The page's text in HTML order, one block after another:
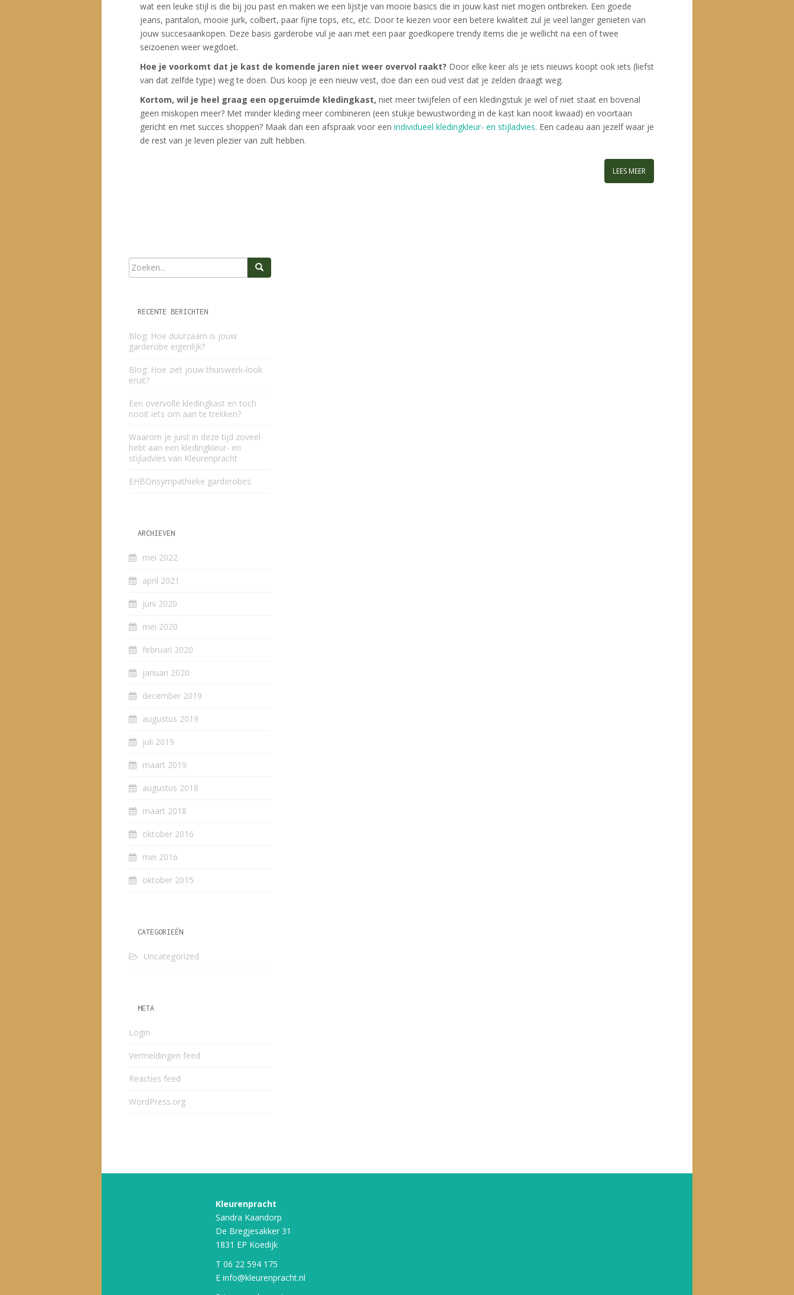
wat een leuke stijl is die bij jou past en maken we een lijstje van mooie basics die in jouw kast niet mogen ontbreken. Een goede
jeans, pantalon, mooie jurk, colbert, paar fijne tops, etc, etc. Door te kiezen voor een betere kwaliteit zul je veel langer genieten van
jouw succesaankopen. Deze basis garderobe vul je aan met een paar goedkopere trendy items die je wellicht na een of twee
seizoenen weer wegdoet.
Hoe je voorkomt dat je kast de komende jaren niet weer overvol raakt? Door elke keer als je iets nieuws koopt ook iets (liefst
van dat zelfde type) weg te doen. Dus koop je een nieuw vest, doe dan een oud vest dat je zelden draagt weg.
Kortom, wil je heel graag een opgeruimde kledingkast, niet meer twijfelen of een kledingstuk je wel of niet staat en bovenal
geen miskopen meer? Met minder kleding meer combineren (een stukje bewustwording in de kast kan nooit kwaad) en voortaan
gericht en met succes shoppen? Maak dan een afspraak voor een individueel kledingkleur- en stijladvies. Een cadeau aan jezelf waar je
de rest van je leven plezier van zult hebben.
LEES MEER
RECENTE BERICHTEN
Blog: Hoe duurzaam is jouw
garderobe eigenlijk?
Blog: Hoe ziet jouw thuiswerk-look
eruit?
Een overvolle kledingkast en toch
nooit iets om aan te trekken?
Waarom je juist in deze tijd zoveel
hebt aan een kledingkleur- en
stijladvies van Kleurenpracht
EHBOnsympathieke garderobes
ARCHIEVEN
mei 2022
april 2021
juni 2020
mei 2020
februari 2020
januari 2020
december 2019
augustus 2019
juli 2019
maart 2019
augustus 2018
maart 2018
oktober 2016
mei 2016
oktober 2015
CATEGORIEËN
Uncategorized
META
Login
Vermeldingen feed
Reacties feed
WordPress.org
Kleurenpracht
Sandra Kaandorp
De Bregjesakker 31
1831 EP Koedijk
T 06 22 594 175
E info@kleurenpracht.nl